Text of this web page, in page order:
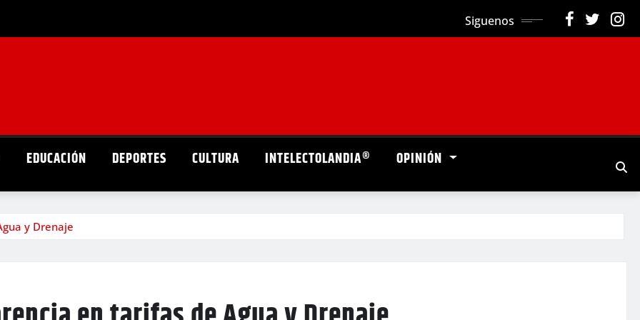
Siguenos
EDUCACIÓN DEPORTES CULTURA INTELECTOLANDIA® OPINIÓN
y Drenaje